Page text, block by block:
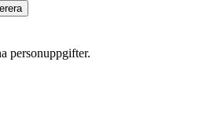
personuppgifter.